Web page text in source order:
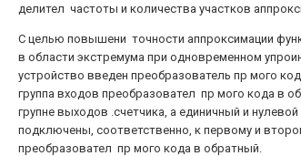
делител частоты и количества участков
С целью повышени точности аппроксимации
в области экстремума при одновременном
устройство введен преобразователь пр мого
группа входов преобразовател пр мого кода в
групне выходов .счетчика, а единичный и
подключены, соответственно, к первому и
преобразовател пр мого кода в обратный.